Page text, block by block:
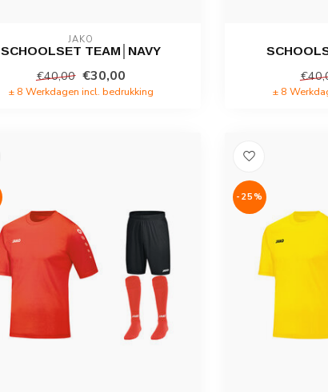
JAKO
SCHOOLSET TEAM│NAVY
€40,00 €30,00
± 8 Werkdagen incl. bedrukking ± 8
-25%